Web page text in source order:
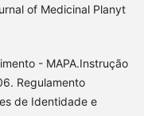
of Medicinal Planyt
- MAPA.Instrução
Regulamento
de Identidade e